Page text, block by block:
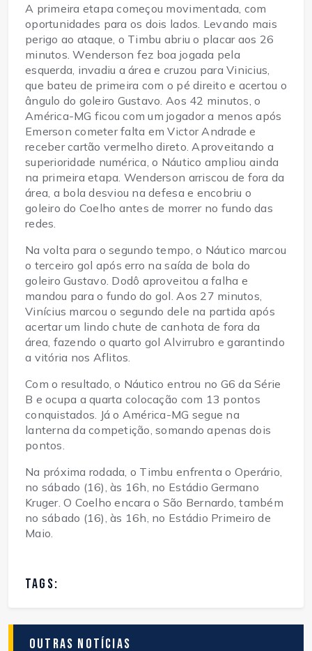
A primeira etapa começou movimentada, com
oportunidades para os dois lados. Levando mais
perigo ao ataque, o Timbu abriu o placar aos 26
minutos. Wenderson fez boa jogada pela
esquerda, invadiu a área e cruzou para Vinicius,
que bateu de primeira com o pé direito e acertou o
ângulo do goleiro Gustavo. Aos 42 minutos, o
América-MG ficou com um jogador a menos após
Emerson cometer falta em Victor Andrade e
receber cartão vermelho direto. Aproveitando a
superioridade numérica, o Náutico ampliou ainda
na primeira etapa. Wenderson arriscou de fora da
área, a bola desviou na defesa e encobriu o
goleiro do Coelho antes de morrer no fundo das
redes.
Na volta para o segundo tempo, o Náutico marcou
o terceiro gol após erro na saída de bola do
goleiro Gustavo. Dodô aproveitou a falha e
mandou para o fundo do gol. Aos 27 minutos,
Vinícius marcou o segundo dele na partida após
acertar um lindo chute de canhota de fora da
área, fazendo o quarto gol Alvirrubro e garantindo
a vitória nos Aflitos.
Com o resultado, o Náutico entrou no G6 da Série
B e ocupa a quarta colocação com 13 pontos
conquistados. Já o América-MG segue na
lanterna da competição, somando apenas dois
pontos.
Na próxima rodada, o Timbu enfrenta o Operário,
no sábado (16), às 16h, no Estádio Germano
Kruger. O Coelho encara o São Bernardo, também
no sábado (16), às 16h, no Estádio Primeiro de
Maio.
TAGS:
Outras Notícias